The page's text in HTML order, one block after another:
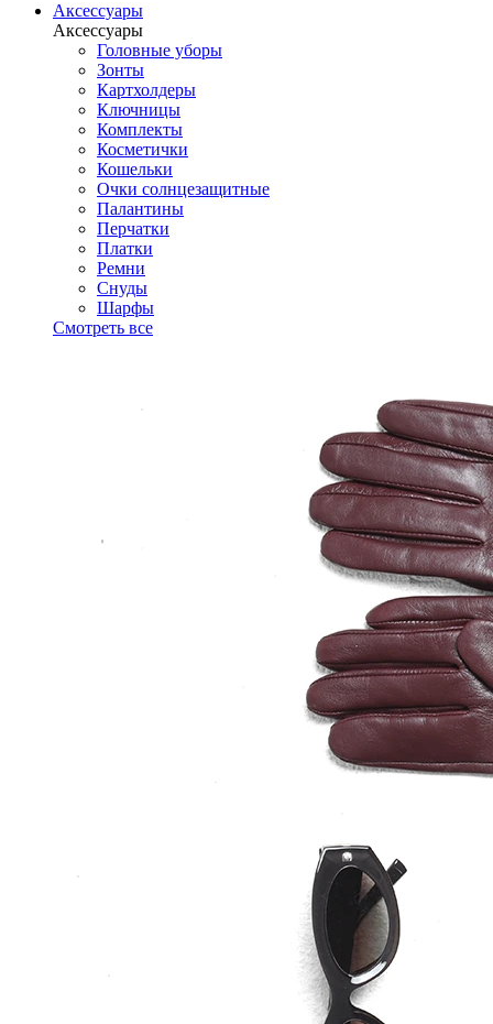
Аксессуары
Аксессуары
Головные уборы
Зонты
Картхолдеры
Ключницы
Комплекты
Косметички
Кошельки
Очки солнцезащитные
Палантины
Перчатки
Платки
Ремни
Снуды
Шарфы
Смотреть все